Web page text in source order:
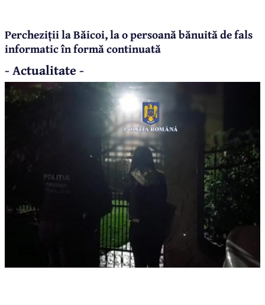
Percheziții la Băicoi, la o persoană bănuită de fals
informatic în formă continuată
- Actualitate -